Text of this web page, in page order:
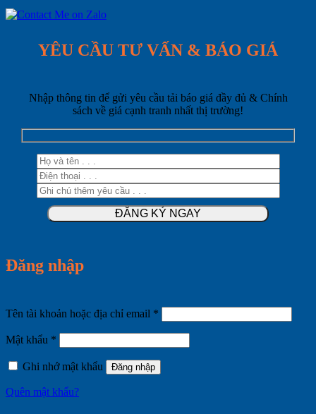
YÊU CẦU TƯ VẤN & BÁO GIÁ
Nhập thông tin để gửi yêu cầu tải báo giá đầy đủ & Chính
sách về giá cạnh tranh nhất thị trường!
Đăng nhập
Tên tài khoản hoặc địa chỉ email *
buộc
Mật khẩu *
buộc
Ghi nhớ mật khẩu
Đăng nhập
Quên mật khẩu?